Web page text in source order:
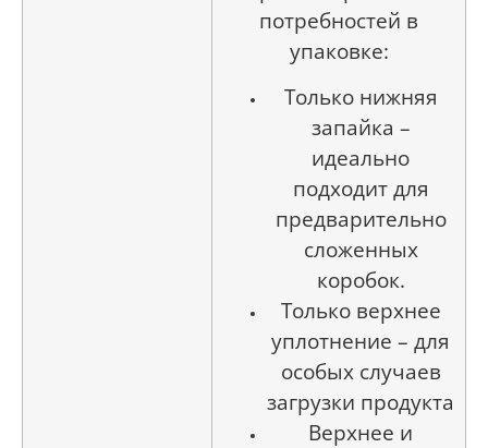
потребностей в
упаковке:
Только нижняя
запайка –
идеально
подходит для
предварительно
сложенных
коробок.
Только верхнее
уплотнение – для
особых случаев
загрузки продукта
Верхнее и